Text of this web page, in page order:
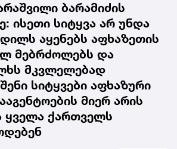
ბარამიძის
ისეთი სიტყვა არ უნდა
აყენებს აფხაზეთის
მებრძოლებს და
მკვლელებად
სიტყვები აფხაზური
მიერ არის
ყველა ქართველს